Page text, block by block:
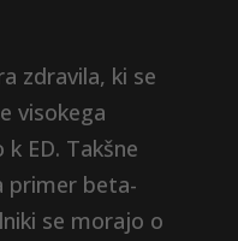
zdravila, ki se
visokega
ED. Takšne
primer beta-
se morajo o